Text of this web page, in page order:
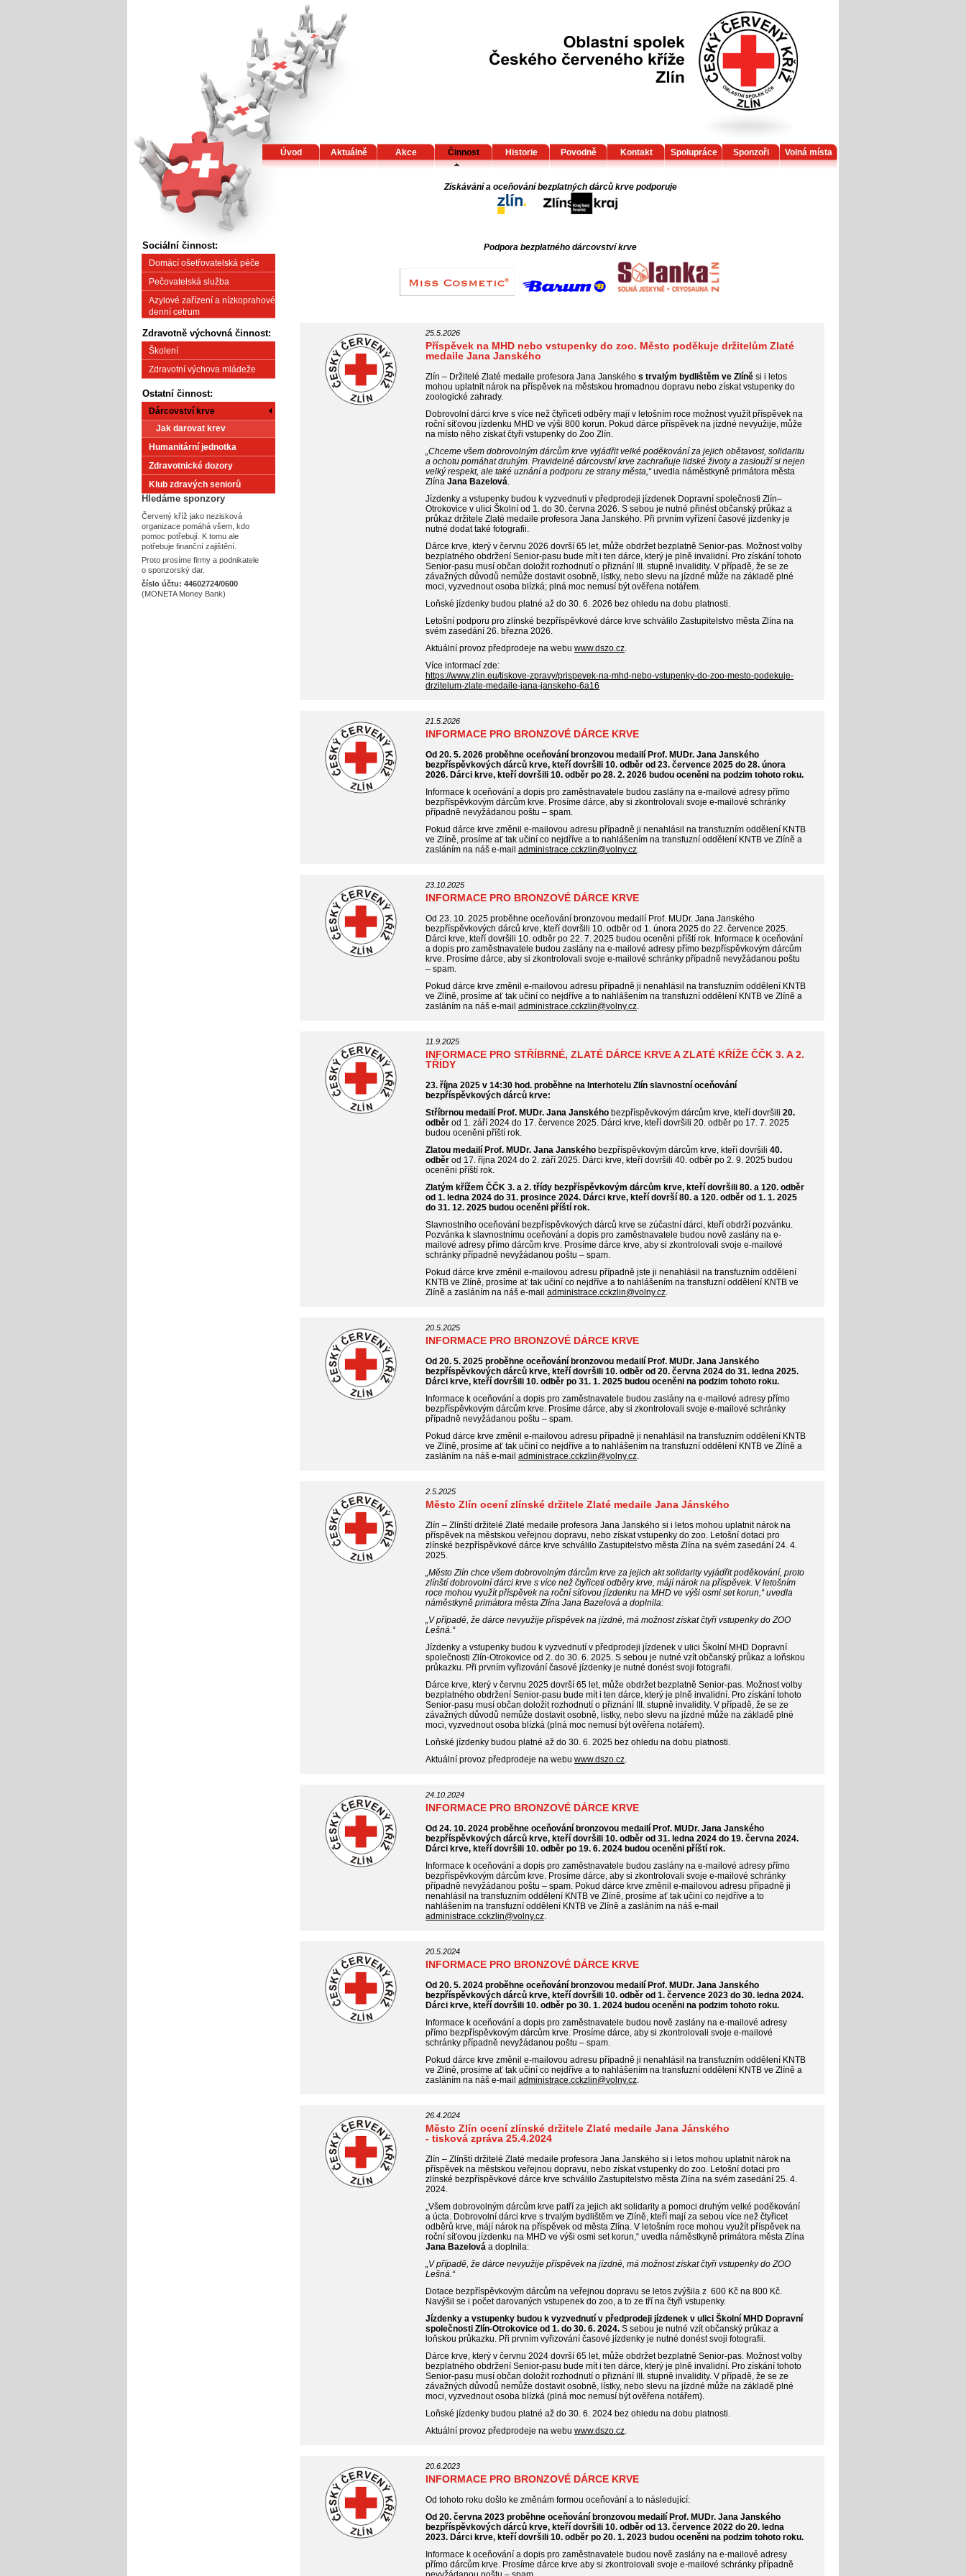
Úvod Aktuálně Akce Činnost Historie Povodně Kontakt Spolupráce Sponzoři Volná místa
Sociální činnost:
Domácí ošetřovatelská péče
Pečovatelská služba
Azylové zařízení a nízkoprahové
denní cetrum
Zdravotně výchovná činnost:
Školení
Zdravotní výchova mládeže
Ostatní činnost:
Dárcovství krve
Jak darovat krev
Humanitární jednotka
Zdravotnické dozory
Klub zdravých seniorů
Hledáme sponzory
Červený kříž jako nezisková
organizace pomáhá všem, kdo
pomoc potřebují. K tomu ale
potřebuje finanční zajištění.
Proto prosíme firmy a podnikatele
o sponzorský dar.
číslo účtu: 44602724/0600
(MONETA Money Bank)
Získávání a oceňování bezplatných dárců krve podporuje
Podpora bezplatného dárcovství krve
25.5.2026
Příspěvek na MHD nebo vstupenky do zoo. Město poděkuje držitelům Zlaté
medaile Jana Janského
Zlín – Držitelé Zlaté medaile profesora Jana Janského s trvalým bydlištěm ve Zlíně si i letos
mohou uplatnit nárok na příspěvek na městskou hromadnou dopravu nebo získat vstupenky do
zoologické zahrady.
Dobrovolní dárci krve s více než čtyřiceti odběry mají v letošním roce možnost využít příspěvek na
roční síťovou jízdenku MHD ve výši 800 korun. Pokud dárce příspěvek na jízdné nevyužije, může
na místo něho získat čtyři vstupenky do Zoo Zlín.
„Chceme všem dobrovolným dárcům krve vyjádřit velké poděkování za jejich obětavost, solidaritu
a ochotu pomáhat druhým. Pravidelné dárcovství krve zachraňuje lidské životy a zaslouží si nejen
velký respekt, ale také uznání a podporu ze strany města,“uvedla náměstkyně primátora města
Zlína Jana Bazelová
Jízdenky a vstupenky budou k vyzvednutí v předprodeji jízdenek Dopravní společnosti Zlín–
Otrokovice v ulici Školní od 1. do 30. června 2026. S sebou je nutné přinést občanský průkaz a
průkaz držitele Zlaté medaile profesora Jana Janského. Při prvním vyřízení časové jízdenky je
nutné dodat také fotografii.
Dárce krve, který v červnu 2026 dovrší 65 let, může obdržet bezplatně Senior-pas. Možnost volby
bezplatného obdržení Senior-pasu bude mít i ten dárce, který je plně invalidní. Pro získání tohoto
Senior-pasu musí občan doložit rozhodnutí o přiznání III. stupně invalidity. V případě, že se ze
závažných důvodů nemůže dostavit osobně, lístky, nebo slevu na jízdné může na základě plné
moci, vyzvednout osoba blízká; plná moc nemusí být ověřena notářem.
Loňské jízdenky budou platné až do 30. 6. 2026 bez ohledu na dobu platnosti.
Letošní podporu pro zlínské bezpříspěvkové dárce krve schválilo Zastupitelstvo města Zlína na
svém zasedání 26. března 2026.
Aktuální provoz předprodeje na webu www.dszo.cz
Více informací zde:
https://www.zlin.eu/tiskove-zpravy/prispevek-na-mhd-nebo-vstupenky-do-zoo-mesto-podekuje-
drzitelum-zlate-medaile-jana-janskeho-6a16
21.5.2026
INFORMACE PRO BRONZOVÉ DÁRCE KRVE
Od 20. 5. 2026 proběhne oceňování bronzovou medailí Prof. MUDr. Jana Janského
bezpříspěvkových dárců krve, kteří dovršili 10. odběr od 23. července 2025 do 28. února
2026. Dárci krve, kteří dovršili 10. odběr po 28. 2. 2026 budou oceněni na podzim tohoto roku.
Informace k oceňování a dopis pro zaměstnavatele budou zaslány na e-mailové adresy přímo
bezpříspěvkovým dárcům krve. Prosíme dárce, aby si zkontrolovali svoje e-mailové schránky
případně nevyžádanou poštu – spam.
Pokud dárce krve změnil e-mailovou adresu případně ji nenahlásil na transfuzním oddělení KNTB
ve Zlíně, prosíme ať tak učiní co nejdříve a to nahlášením na transfuzní oddělení KNTB ve Zlíně a
zasláním na náš e-mail administrace.cckzlin@volny.cz
23.10.2025
INFORMACE PRO BRONZOVÉ DÁRCE KRVE
Od 23. 10. 2025 proběhne oceňování bronzovou medailí Prof. MUDr. Jana Janského
bezpříspěvkových dárců krve, kteří dovršili 10. odběr od 1. února 2025 do 22. července 2025.
Dárci krve, kteří dovršili 10. odběr po 22. 7. 2025 budou oceněni příští rok. Informace k oceňování
a dopis pro zaměstnavatele budou zaslány na e-mailové adresy přímo bezpříspěvkovým dárcům
krve. Prosíme dárce, aby si zkontrolovali svoje e-mailové schránky případně nevyžádanou poštu
– spam.
Pokud dárce krve změnil e-mailovou adresu případně ji nenahlásil na transfuzním oddělení KNTB
ve Zlíně, prosíme ať tak učiní co nejdříve a to nahlášením na transfuzní oddělení KNTB ve Zlíně a
zasláním na náš e-mail administrace.cckzlin@volny.cz
11.9.2025
INFORMACE PRO STŘÍBRNÉ, ZLATÉ DÁRCE KRVE A ZLATÉ KŘÍŽE ČČK 3. A 2.
TŘÍDY
23. října 2025 v 14:30 hod. proběhne na Interhotelu Zlín slavnostní oceňování
bezpříspěvkových dárců krve:
Stříbrnou medailí Prof. MUDr. Jana Janského bezpříspěvkovým dárcům krve, kteří dovršili 20.
odběr od 1. září 2024 do 17. července 2025. Dárci krve, kteří dovršili 20. odběr po 17. 7. 2025
budou oceněni příští rok.
Zlatou medailí Prof. MUDr. Jana Janského bezpříspěvkovým dárcům krve, kteří dovršili 40.
odběr od 17. října 2024 do 2. září 2025. Dárci krve, kteří dovršili 40. odběr po 2. 9. 2025 budou
oceněni příští rok.
Zlatým křížem ČČK 3. a 2. třídy bezpříspěvkovým dárcům krve, kteří dovršili 80. a 120. odběr
od 1. ledna 2024 do 31. prosince 2024. Dárci krve, kteří dovrší 80. a 120. odběr od 1. 1. 2025
do 31. 12. 2025 budou oceněni příští rok.
Slavnostního oceňování bezpříspěvkových dárců krve se zúčastní dárci, kteří obdrží pozvánku.
Pozvánka k slavnostnímu oceňování a dopis pro zaměstnavatele budou nově zaslány na e-
mailové adresy přímo dárcům krve. Prosíme dárce krve, aby si zkontrolovali svoje e-mailové
schránky případně nevyžádanou poštu – spam.
Pokud dárce krve změnil e-mailovou adresu případně jste ji nenahlásil na transfuzním oddělení
KNTB ve Zlíně, prosíme ať tak učiní co nejdříve a to nahlášením na transfuzní oddělení KNTB ve
Zlíně a zasláním na náš e-mail administrace.cckzlin@volny.cz
20.5.2025
INFORMACE PRO BRONZOVÉ DÁRCE KRVE
Od 20. 5. 2025 proběhne oceňování bronzovou medailí Prof. MUDr. Jana Janského
bezpříspěvkových dárců krve, kteří dovršili 10. odběr od 20. června 2024 do 31. ledna 2025.
Dárci krve, kteří dovršili 10. odběr po 31. 1. 2025 budou oceněni na podzim tohoto roku.
Informace k oceňování a dopis pro zaměstnavatele budou zaslány na e-mailové adresy přímo
bezpříspěvkovým dárcům krve. Prosíme dárce, aby si zkontrolovali svoje e-mailové schránky
případně nevyžádanou poštu – spam.
Pokud dárce krve změnil e-mailovou adresu případně ji nenahlásil na transfuzním oddělení KNTB
ve Zlíně, prosíme ať tak učiní co nejdříve a to nahlášením na transfuzní oddělení KNTB ve Zlíně a
zasláním na náš e-mail administrace.cckzlin@volny.cz
2.5.2025
Město Zlín ocení zlínské držitele Zlaté medaile Jana Jánského
Zlín – Zlínští držitelé Zlaté medaile profesora Jana Janského si i letos mohou uplatnit nárok na
příspěvek na městskou veřejnou dopravu, nebo získat vstupenky do zoo. Letošní dotaci pro
zlínské bezpříspěvkové dárce krve schválilo Zastupitelstvo města Zlína na svém zasedání 24. 4.
2025.
„Město Zlín chce všem dobrovolným dárcům krve za jejich akt solidarity vyjádřit poděkování, proto
zlínští dobrovolní dárci krve s více než čtyřiceti odběry krve, májí nárok na příspěvek. V letošním
roce mohou využít příspěvek na roční síťovou jízdenku na MHD ve výši osmi set korun,“ uvedla
náměstkyně primátora města Zlína Jana Bazelová a doplnila:
„V případě, že dárce nevyužije příspěvek na jízdné, má možnost získat čtyři vstupenky do ZOO
Lešná.“
Jízdenky a vstupenky budou k vyzvednutí v předprodeji jízdenek v ulici Školní MHD Dopravní
společnosti Zlín-Otrokovice od 2. do 30. 6. 2025. S sebou je nutné vzít občanský průkaz a loňskou
průkazku. Při prvním vyřizování časové jízdenky je nutné donést svoji fotografii.
Dárce krve, který v červnu 2025 dovrší 65 let, může obdržet bezplatně Senior-pas. Možnost volby
bezplatného obdržení Senior-pasu bude mít i ten dárce, který je plně invalidní. Pro získání tohoto
Senior-pasu musí občan doložit rozhodnutí o přiznání III. stupně invalidity. V případě, že se ze
závažných důvodů nemůže dostavit osobně, lístky, nebo slevu na jízdné může na základě plné
moci, vyzvednout osoba blízká (plná moc nemusí být ověřena notářem).
Loňské jízdenky budou platné až do 30. 6. 2025 bez ohledu na dobu platnosti.
Aktuální provoz předprodeje na webu www.dszo.cz
24.10.2024
INFORMACE PRO BRONZOVÉ DÁRCE KRVE
Od 24. 10. 2024 proběhne oceňování bronzovou medailí Prof. MUDr. Jana Janského
bezpříspěvkových dárců krve, kteří dovršili 10. odběr od 31. ledna 2024 do 19. června 2024.
Dárci krve, kteří dovršili 10. odběr po 19. 6. 2024 budou oceněni příští rok.
Informace k oceňování a dopis pro zaměstnavatele budou zaslány na e-mailové adresy přímo
bezpříspěvkovým dárcům krve. Prosíme dárce, aby si zkontrolovali svoje e-mailové schránky
případně nevyžádanou poštu – spam. Pokud dárce krve změnil e-mailovou adresu případně ji
nenahlásil na transfuzním oddělení KNTB ve Zlíně, prosíme ať tak učiní co nejdříve a to
nahlášením na transfuzní oddělení KNTB ve Zlíně a zasláním na náš e-mail
administrace.cckzlin@volny.cz
20.5.2024
INFORMACE PRO BRONZOVÉ DÁRCE KRVE
Od 20. 5. 2024 proběhne oceňování bronzovou medailí Prof. MUDr. Jana Janského
bezpříspěvkových dárců krve, kteří dovršili 10. odběr od 1. července 2023 do 30. ledna 2024.
Dárci krve, kteří dovršili 10. odběr po 30. 1. 2024 budou oceněni na podzim tohoto roku.
Informace k oceňování a dopis pro zaměstnavatele budou nově zaslány na e-mailové adresy
přímo bezpříspěvkovým dárcům krve. Prosíme dárce, aby si zkontrolovali svoje e-mailové
schránky případně nevyžádanou poštu – spam.
Pokud dárce krve změnil e-mailovou adresu případně ji nenahlásil na transfuzním oddělení KNTB
ve Zlíně, prosíme ať tak učiní co nejdříve a to nahlášením na transfuzní oddělení KNTB ve Zlíně a
zasláním na náš e-mail administrace.cckzlin@volny.cz
26.4.2024
Město Zlín ocení zlínské držitele Zlaté medaile Jana Jánského
- tisková zpráva 25.4.2024
Zlín – Zlínští držitelé Zlaté medaile profesora Jana Janského si i letos mohou uplatnit nárok na
příspěvek na městskou veřejnou dopravu, nebo získat vstupenky do zoo. Letošní dotaci pro
zlínské bezpříspěvkové dárce krve schválilo Zastupitelstvo města Zlína na svém zasedání 25. 4.
2024.
„Všem dobrovolným dárcům krve patří za jejich akt solidarity a pomoci druhým velké poděkování
a úcta. Dobrovolní dárci krve s trvalým bydlištěm ve Zlíně, kteří mají za sebou více než čtyřicet
odběrů krve, májí nárok na příspěvek od města Zlína. V letošním roce mohou využít příspěvek na
roční síťovou jízdenku na MHD ve výši osmi set korun,“ uvedla náměstkyně primátora města Zlína
Jana Bazelová a doplnila:
„V případě, že dárce nevyužije příspěvek na jízdné, má možnost získat čtyři vstupenky do ZOO
Lešná.“
Dotace bezpříspěvkovým dárcům na veřejnou dopravu se letos zvýšila z 600 Kč na 800 Kč.
Navýšil se i počet darovaných vstupenek do zoo, a to ze tří na čtyři vstupenky.
Jízdenky a vstupenky budou k vyzvednutí v předprodeji jízdenek v ulici Školní MHD Dopravní
společnosti Zlín-Otrokovice od 1. do 30. 6. 2024. S sebou je nutné vzít občanský průkaz a
loňskou průkazku. Při prvním vyřizování časové jízdenky je nutné donést svoji fotografii.
Dárce krve, který v červnu 2024 dovrší 65 let, může obdržet bezplatně Senior-pas. Možnost volby
bezplatného obdržení Senior-pasu bude mít i ten dárce, který je plně invalidní. Pro získání tohoto
Senior-pasu musí občan doložit rozhodnutí o přiznání III. stupně invalidity. V případě, že se ze
závažných důvodů nemůže dostavit osobně, lístky, nebo slevu na jízdné může na základě plné
moci, vyzvednout osoba blízká (plná moc nemusí být ověřena notářem).
Loňské jízdenky budou platné až do 30. 6. 2024 bez ohledu na dobu platnosti.
Aktuální provoz předprodeje na webu www.dszo.cz
20.6.2023
INFORMACE PRO BRONZOVÉ DÁRCE KRVE
Od tohoto roku došlo ke změnám formou oceňování a to následující:
Od 20. června 2023 proběhne oceňování bronzovou medailí Prof. MUDr. Jana Janského
bezpříspěvkových dárců krve, kteří dovršili 10. odběr od 13. července 2022 do 20. ledna
2023. Dárci krve, kteří dovršili 10. odběr po 20. 1. 2023 budou oceněni na podzim tohoto roku.
Informace k oceňování a dopis pro zaměstnavatele budou nově zaslány na e-mailové adresy
přímo dárcům krve. Prosíme dárce krve aby si zkontrolovali svoje e-mailové schránky případně